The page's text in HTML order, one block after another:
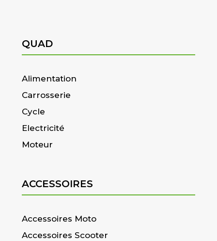
QUAD
Alimentation
Carrosserie
Cycle
Electricité
Moteur
ACCESSOIRES
Accessoires Moto
Accessoires Scooter